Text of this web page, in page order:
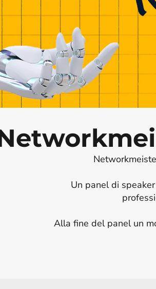
Un panel di
Alla fine del panel un